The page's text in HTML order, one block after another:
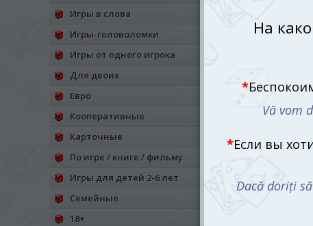
Игры в слова
Игры-головоломки
Игры от одного игрока
Для двоих
Евро
Кооперативные
Карточные
По игре / книге / фильму
Игры для детей 2-6 лет
Семейные
18+